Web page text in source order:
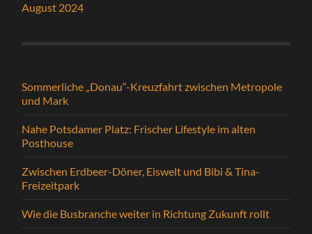
August 2024
Sommerliche „Donau“-Kreuzfahrt zwischen Metropole
und Mark
Nahe Potsdamer Platz: Frischer Lifestyle im alten
Posthouse
Zwischen Erdbeer-Döner, Eiswelt und Bibi & Tina-
Freizeitpark
Wie die Busbranche weiter in Richtung Zukunft rollt